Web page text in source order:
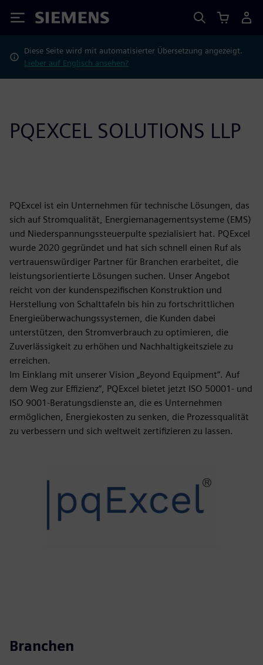
Siemens
Diese Seite wird mit automatisierter Übersetzung angezeigt.
Lieber auf Englisch ansehen?
PQEXCEL SOLUTIONS LLP
PQExcel ist ein Unternehmen für technische Lösungen, das
sich auf Stromqualität, Energiemanagementsysteme (EMS)
und Niederspannungssteuerpulte spezialisiert hat. PQExcel
wurde 2020 gegründet und hat sich schnell einen Ruf als
vertrauenswürdiger Partner für Branchen erarbeitet, die
leistungsorientierte Lösungen suchen. Unser Angebot
reicht von der kundenspezifischen Konstruktion und
Herstellung von Schalttafeln bis hin zu fortschrittlichen
Energieüberwachungssystemen, die Kunden dabei
unterstützen, den Stromverbrauch zu optimieren, die
Zuverlässigkeit zu erhöhen und Nachhaltigkeitsziele zu
erreichen.
Im Einklang mit unserer Vision „Beyond Equipment“. Auf
dem Weg zur Effizienz“, PQExcel bietet jetzt ISO 50001- und
ISO 9001-Beratungsdienste an, die es Unternehmen
ermöglichen, Energiekosten zu senken, die Prozessqualität
zu verbessern und sich weltweit zertifizieren zu lassen.
Branchen